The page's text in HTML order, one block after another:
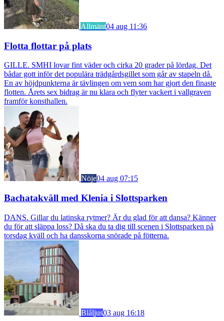
Allmänt04 aug 11:36
Flotta flottar på plats
GILLE. SMHI lovar fint väder och cirka 20 grader på lördag. Det
bådar gott inför det populära trädgårdsgillet som går av stapeln då.
En av höjdpunkterna är tävlingen om vem som har gjort den finaste
flotten. Årets sex bidrag är nu klara och flyter vackert i vallgraven
framför konsthallen.
Nöje04 aug 07:15
Bachatakväll med Klenia i Slottsparken
DANS. Gillar du latinska rytmer? Är du glad för att dansa? Känner
du för att släppa loss? Då ska du ta dig till scenen i Slottsparken på
torsdag kväll och ha dansskorna snörade på fötterna.
Blåljus03 aug 16:18